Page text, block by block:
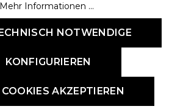
Mehr Informationen ...
NOTWENDIGE
KONFIGURIEREN
AKZEPTIEREN